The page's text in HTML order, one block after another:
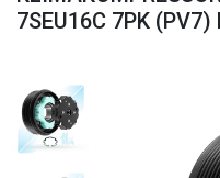
7SEU16C 7PK (PV7)